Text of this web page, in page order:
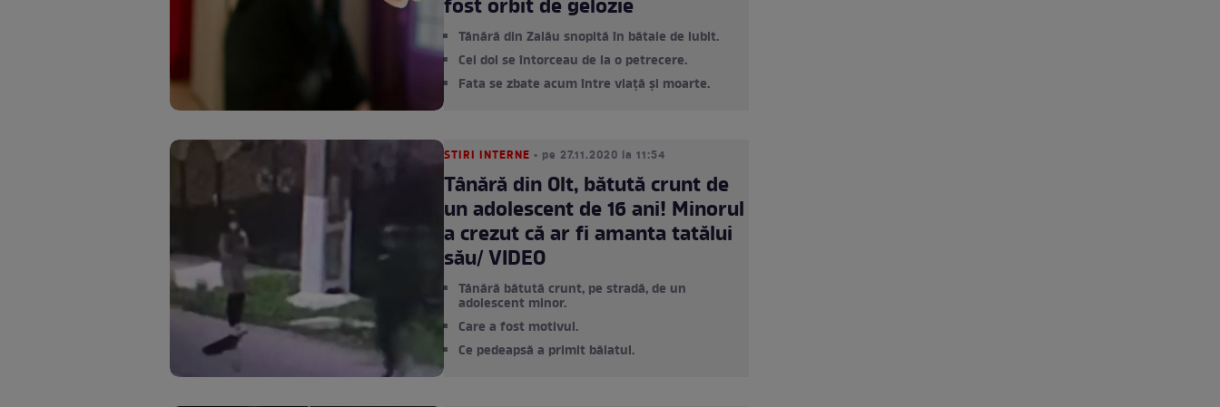
fost orbit de gelozie
Tânără din Zalău snopită în bătaie de iubit.
Cei doi se întorceau de la o petrecere.
Fata se zbate acum între viață și moarte.
STIRI INTERNE • pe 27.11.2020 la 11:54
Tânără din Olt, bătută crunt de
un adolescent de 16 ani! Minorul
a crezut că ar fi amanta tatălui
său/ VIDEO
Tânără bătută crunt, pe stradă, de un
adolescent minor.
Care a fost motivul.
Ce pedeapsă a primit băiatul.